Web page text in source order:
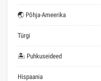
🌏 Põhja-Ameerika
Türgi
🏝 Puhkuseideed
Hispaania